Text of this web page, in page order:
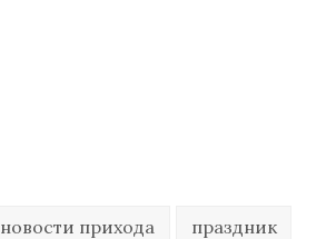
новости прихода праздник